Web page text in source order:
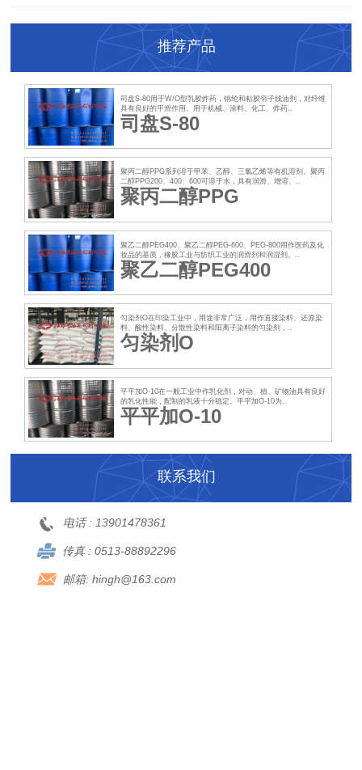
推荐产品
司盘S-80用于W/O型乳胶炸药，锦纶和粘胶帘子线油剂，对纤维
具有良好的平滑作用。用于机械、涂料、化工、炸药..
司盘S-80
聚丙二醇PPG系列溶于甲苯、乙醇、三氯乙烯等有机溶剂。聚丙
二醇PPG200、400、600可溶于水，具有润滑、增溶、..
聚丙二醇PPG
聚乙二醇PEG400、聚乙二醇PEG-600、PEG-800用作医药及化
妆品的基质，橡胶工业与纺织工业的润滑剂和润湿剂。..
聚乙二醇PEG400
匀染剂O在印染工业中，用途非常广泛，用作直接染料、还原染
料、酸性染料、分散性染料和阳离子染料的匀染剂，..
匀染剂O
平平加O-10在一般工业中作乳化剂，对动、植、矿物油具有良好
的乳化性能，配制的乳液十分稳定。平平加O-10为..
平平加O-10
联系我们
电话 : 13901478361
传真 :0513-88892296
邮箱:hingh@163.com